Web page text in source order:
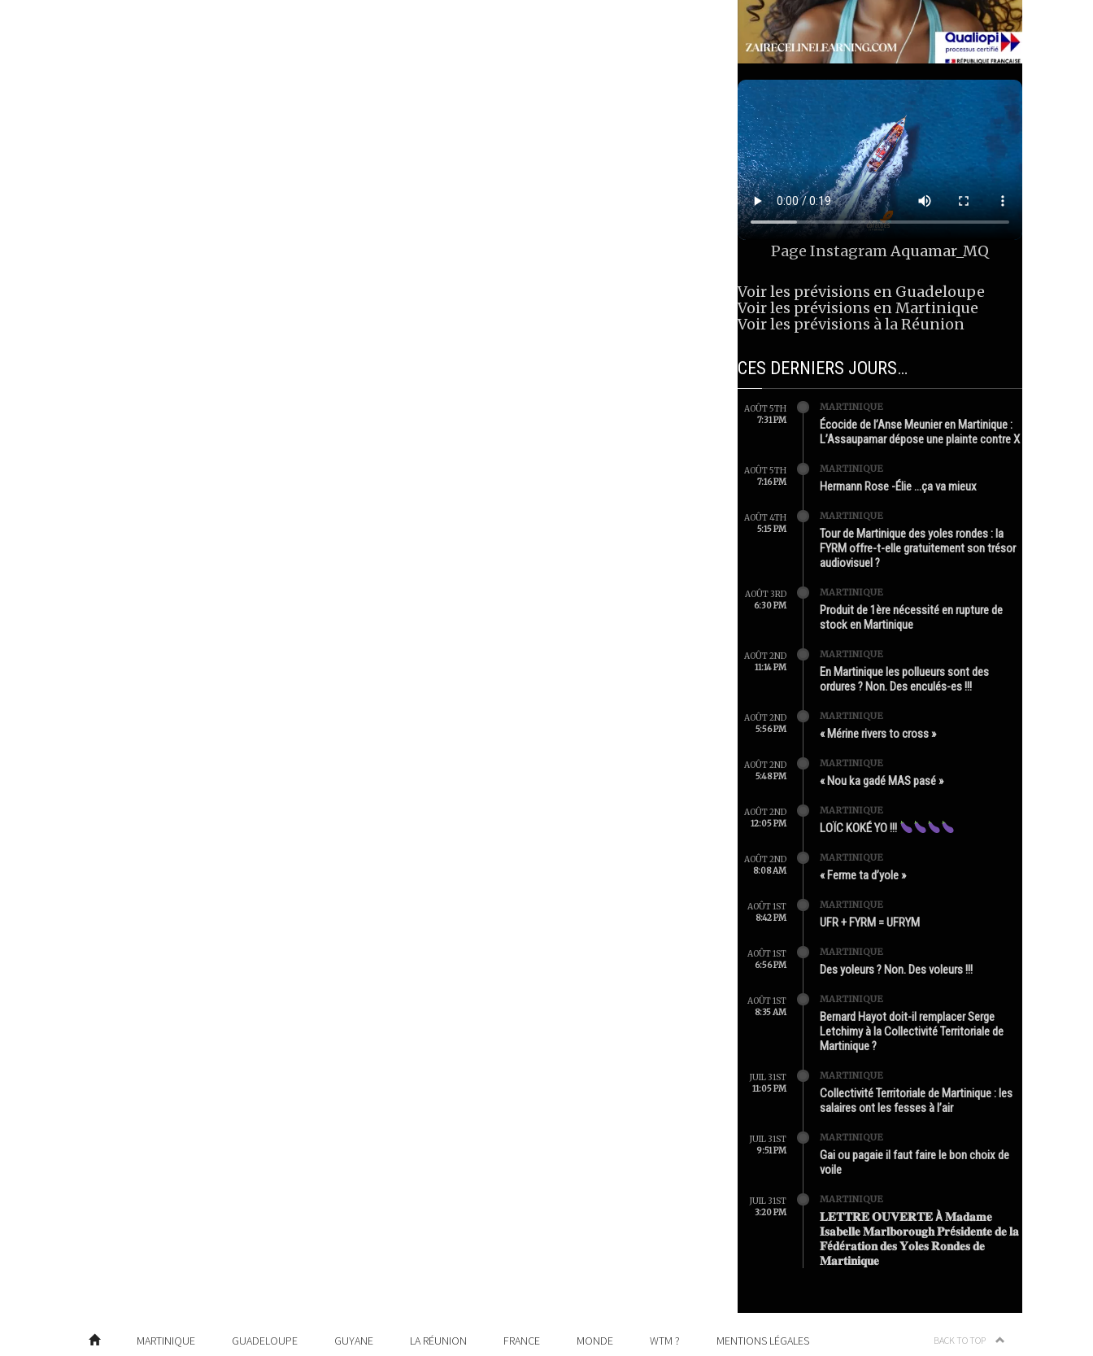
Page InstagramAquamar_MQ
Voir les prévisions en Guadeloupe
Voir les prévisions en Martinique
Voir les prévisions à la Réunion
CES DERNIERS JOURS…
AOÛT 5TH
7:31 PM
MARTINIQUE
Écocide de l’Anse Meunier en Martinique :
L’Assaupamar dépose une plainte contre X
AOÛT 5TH
7:16 PM
MARTINIQUE
Hermann Rose -Élie …ça va mieux
AOÛT 4TH
5:15 PM
MARTINIQUE
Tour de Martinique des yoles rondes : la
FYRM offre-t-elle gratuitement son trésor
audiovisuel ?
AOÛT 3RD
6:30 PM
MARTINIQUE
Produit de 1ère nécessité en rupture de
stock en Martinique
AOÛT 2ND
11:14 PM
MARTINIQUE
En Martinique les pollueurs sont des
ordures ? Non. Des enculés-es !!!
AOÛT 2ND
5:56 PM
MARTINIQUE
« Mérine rivers to cross »
AOÛT 2ND
5:48 PM
MARTINIQUE
« Nou ka gadé MAS pasé »
AOÛT 2ND
12:05 PM
MARTINIQUE
LOÏC KOKÉ YO !!!
AOÛT 2ND
8:08 AM
MARTINIQUE
« Ferme ta d’yole »
AOÛT 1ST
8:42 PM
MARTINIQUE
UFR + FYRM = UFRYM
AOÛT 1ST
6:56 PM
MARTINIQUE
Des yoleurs ? Non. Des voleurs !!!
AOÛT 1ST
8:35 AM
MARTINIQUE
Bernard Hayot doit-il remplacer Serge
Letchimy à la Collectivité Territoriale de
Martinique ?
JUIL 31ST
11:05 PM
MARTINIQUE
Collectivité Territoriale de Martinique : les
salaires ont les fesses à l’air
JUIL 31ST
9:51 PM
MARTINIQUE
Gai ou pagaie il faut faire le bon choix de
voile
JUIL 31ST
3:20 PM
MARTINIQUE
𝐋𝐄𝐓𝐓𝐑𝐄 𝐎𝐔𝐕𝐄𝐑𝐓𝐄 À 𝐌𝐚𝐝𝐚𝐦𝐞
𝐈𝐬𝐚𝐛𝐞𝐥𝐥𝐞 𝐌𝐚𝐫𝐥𝐛𝐨𝐫𝐨𝐮𝐠𝐡 𝐏𝐫é𝐬𝐢𝐝𝐞𝐧𝐭𝐞 𝐝𝐞 𝐥𝐚
𝐅é𝐝é𝐫𝐚𝐭𝐢𝐨𝐧 𝐝𝐞𝐬 𝐘𝐨𝐥𝐞𝐬 𝐑𝐨𝐧𝐝𝐞𝐬 𝐝𝐞
𝐌𝐚𝐫𝐭𝐢𝐧𝐢𝐪𝐮𝐞
MARTINIQUE GUADELOUPE GUYANE LA RÉUNION FRANCE MONDE WTM ? MENTIONS LÉGALES BACK TO TOP